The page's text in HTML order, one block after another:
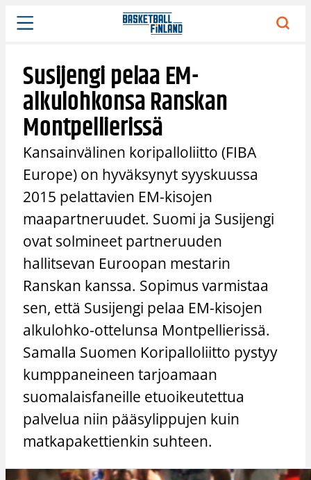
Siirry
sisältöön
Susijengi pelaa EM-
alkulohkonsa Ranskan
Montpellierissä
Kansainvälinen koripalloliitto (FIBA
Europe) on hyväksynyt syyskuussa
2015 pelattavien EM-kisojen
maapartneruudet. Suomi ja Susijengi
ovat solmineet partneruuden
hallitsevan Euroopan mestarin
Ranskan kanssa. Sopimus varmistaa
sen, että Susijengi pelaa EM-kisojen
alkulohko-ottelunsa Montpellierissä.
Samalla Suomen Koripalloliitto pystyy
kumppaneineen tarjoamaan
suomalaisfaneille etuoikeutettua
palvelua niin pääsylippujen kuin
matkapakettienkin suhteen.